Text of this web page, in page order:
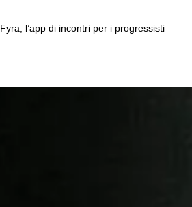
Fyra, l’app di incontri per i progressisti